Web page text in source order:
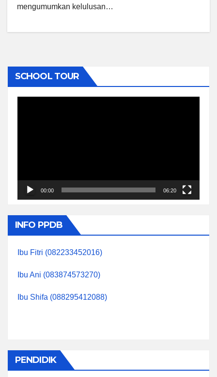
mengumumkan kelulusan…
SCHOOL TOUR
00:00 06:20
INFO PPDB
Ibu Fitri (082233452016)
Ibu Ani (083874573270)
Ibu Shifa (088295412088)
PENDIDIK